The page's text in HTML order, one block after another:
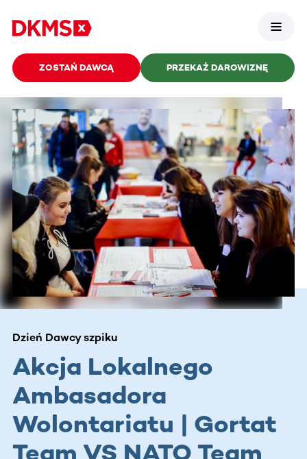
ZOSTAŃ DAWCĄ PRZEKAŻ DAROWIZNĘ
Dzień Dawcy szpiku
Akcja Lokalnego
Ambasadora
Wolontariatu | Gortat
Team VS NATO Team